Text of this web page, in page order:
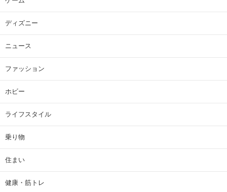
ディズニー
ニュース
ファッション
ホビー
ライフスタイル
乗り物
住まい
健康・筋トレ